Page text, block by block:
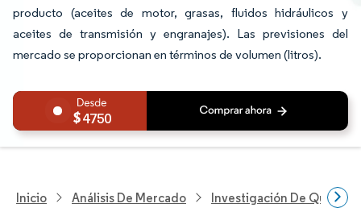
producto (aceites de motor, grasas, fluidos hidráulicos y
aceites de transmisión y engranajes). Las previsiones del
mercado se proporcionan en términos de volumen (litros).
4750
Inicio Análisis De Mercado Investigación De